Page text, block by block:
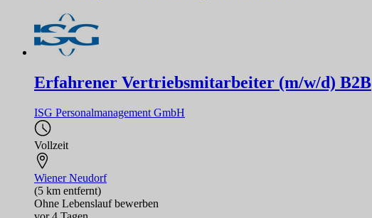
Erfahrener Vertriebsmitarbeiter (m/w/d) B2B
ISG Personalmanagement GmbH
Vollzeit
Wiener Neudorf
(5 km entfernt)
Ohne Lebenslauf bewerben